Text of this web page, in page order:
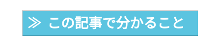
≫  この記事で分かること